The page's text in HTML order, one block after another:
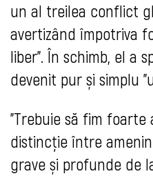
un al treilea conflict
avertizând împotriva
liber". În schimb, el a
devenit pur și simplu
"Trebuie să fim
distincție între
grave și profunde de